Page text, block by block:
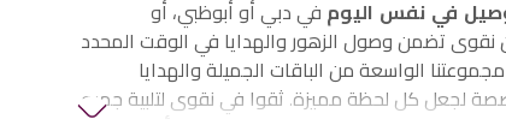
في نفس اليوم في دبي أو أبوظبي، أو
تضمن وصول الزهور والهدايا في الوقت المحدد
الواسعة من الباقات الجميلة والهدايا
لجعل كل لحظة مميزة. ثقوا في نقوى لتلبية جميع